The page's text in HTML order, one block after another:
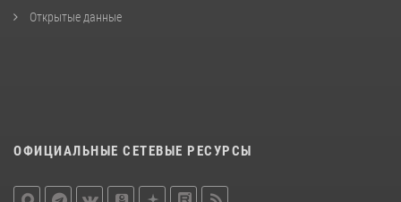
Открытые данные
ОФИЦИАЛЬНЫЕ СЕТЕВЫЕ РЕСУРСЫ